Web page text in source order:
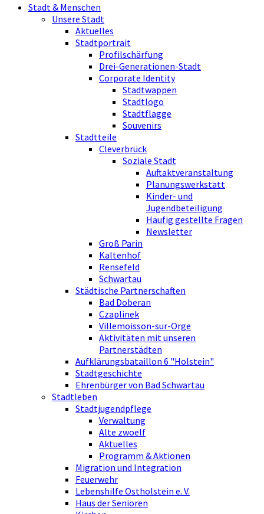
Stadt & Menschen
Unsere Stadt
Aktuelles
Stadtportrait
Profilschärfung
Drei-Generationen-Stadt
Corporate Identity
Stadtwappen
Stadtlogo
Stadtflagge
Souvenirs
Stadtteile
Cleverbrück
Soziale Stadt
Auftaktveranstaltung
Planungswerkstatt
Kinder- und
Jugendbeteiligung
Häufig gestellte Fragen
Newsletter
Groß Parin
Kaltenhof
Rensefeld
Schwartau
Städtische Partnerschaften
Bad Doberan
Czaplinek
Villemoisson-sur-Orge
Aktivitäten mit unseren
Partnerstädten
Aufklärungsbataillon 6 "Holstein"
Stadtgeschichte
Ehrenbürger von Bad Schwartau
Stadtleben
Stadtjugendpflege
Verwaltung
Alte zwoelf
Aktuelles
Programm & Aktionen
Migration und Integration
Feuerwehr
Lebenshilfe Ostholstein e. V.
Haus der Senioren